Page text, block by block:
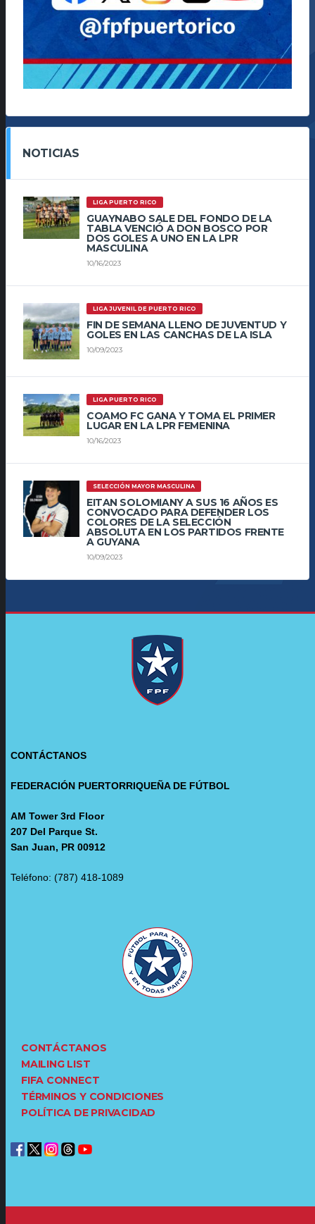
NOTICIAS
LIGA PUERTO RICO
GUAYNABO SALE DEL FONDO DE LA
TABLA VENCIÓ A DON BOSCO POR
DOS GOLES A UNO EN LA LPR
MASCULINA
10/16/2023
LIGA JUVENIL DE PUERTO RICO
FIN DE SEMANA LLENO DE JUVENTUD Y
GOLES EN LAS CANCHAS DE LA ISLA
10/09/2023
LIGA PUERTO RICO
COAMO FC GANA Y TOMA EL PRIMER
LUGAR EN LA LPR FEMENINA
10/16/2023
SELECCIÓN MAYOR MASCULINA
EITAN SOLOMIANY A SUS 16 AÑOS ES
CONVOCADO PARA DEFENDER LOS
COLORES DE LA SELECCIÓN
ABSOLUTA EN LOS PARTIDOS FRENTE
A GUYANA
10/09/2023
CONTÁCTANOS
FEDERACIÓN PUERTORRIQUEÑA DE FÚTBOL
AM Tower 3rd Floor
207 Del Parque St.
San Juan, PR 00912
Teléfono: (787) 418-1089
CONTÁCTANOS
MAILING LIST
FIFA CONNECT
TÉRMINOS Y CONDICIONES
POLÍTICA DE PRIVACIDAD